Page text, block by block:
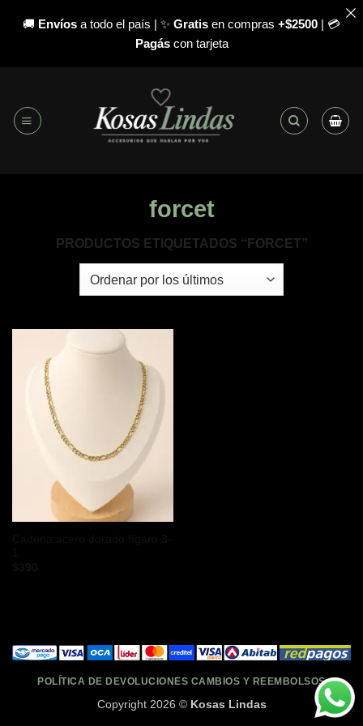
🚚 Envíos a todo el país | ✨ Gratis en compras +$2500 | 💳
Pagáscon tarjeta
contenido
forcet
PRODUCTOS ETIQUETADOS “FORCET”
POLÍTICA DE DEVOLUCIONES CAMBIOS Y REEMBOLSOS
Copyright 2026 © Kosas Lindas